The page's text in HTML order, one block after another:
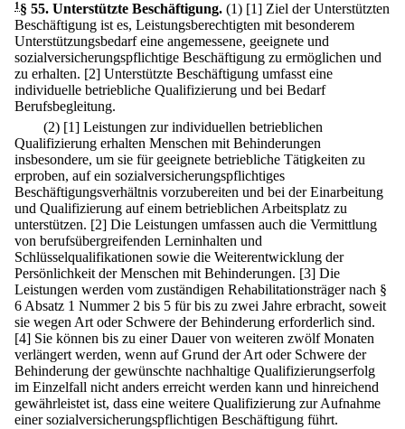
1 § 55. Unterstützte Beschäftigung. (1) [1] Ziel der Unterstützten
Beschäftigung ist es, Leistungsberechtigten mit besonderem
Unterstützungsbedarf eine angemessene, geeignete und
sozialversicherungspflichtige Beschäftigung zu ermöglichen und
zu erhalten. [2] Unterstützte Beschäftigung umfasst eine
individuelle betriebliche Qualifizierung und bei Bedarf
Berufsbegleitung.
(2) [1] Leistungen zur individuellen betrieblichen
Qualifizierung erhalten Menschen mit Behinderungen
insbesondere, um sie für geeignete betriebliche Tätigkeiten zu
erproben, auf ein sozialversicherungspflichtiges
Beschäftigungsverhältnis vorzubereiten und bei der Einarbeitung
und Qualifizierung auf einem betrieblichen Arbeitsplatz zu
unterstützen. [2] Die Leistungen umfassen auch die Vermittlung
von berufsübergreifenden Lerninhalten und
Schlüsselqualifikationen sowie die Weiterentwicklung der
Persönlichkeit der Menschen mit Behinderungen. [3] Die
Leistungen werden vom zuständigen Rehabilitationsträger nach §
6 Absatz 1 Nummer 2 bis 5 für bis zu zwei Jahre erbracht, soweit
sie wegen Art oder Schwere der Behinderung erforderlich sind.
[4] Sie können bis zu einer Dauer von weiteren zwölf Monaten
verlängert werden, wenn auf Grund der Art oder Schwere der
Behinderung der gewünschte nachhaltige Qualifizierungserfolg
im Einzelfall nicht anders erreicht werden kann und hinreichend
gewährleistet ist, dass eine weitere Qualifizierung zur Aufnahme
einer sozialversicherungspflichtigen Beschäftigung führt.